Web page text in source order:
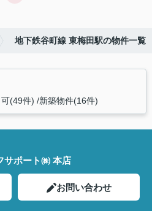
地下鉄谷町線 東梅田駅の物件一覧
(49件) 新築物件(16件)
サポート㈱ 本店
お問い合わせ